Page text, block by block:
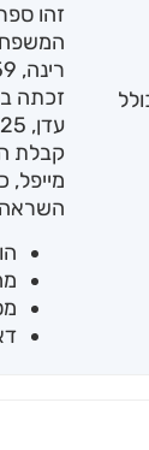
זהו
זכתה
קבלת
מייפל,
השראה